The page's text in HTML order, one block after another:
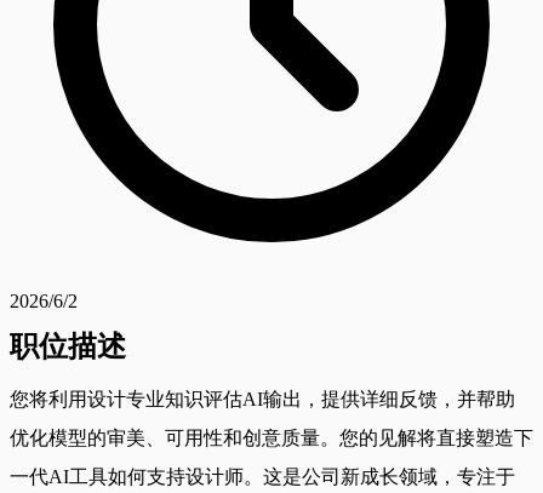
2026/6/2
职位描述
您将利用设计专业知识评估AI输出，提供详细反馈，并帮助
优化模型的审美、可用性和创意质量。您的见解将直接塑造下
一代AI工具如何支持设计师。这是公司新成长领域，专注于